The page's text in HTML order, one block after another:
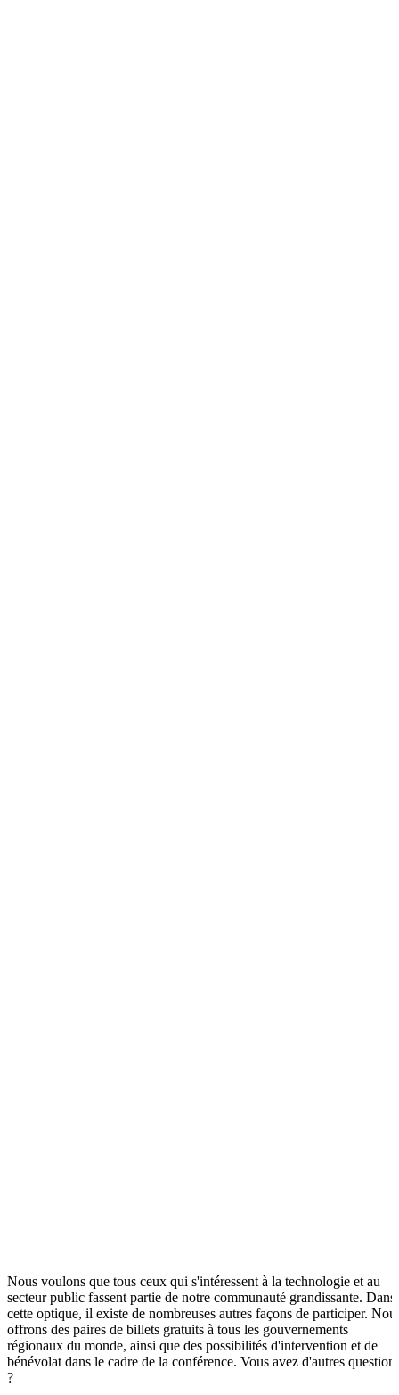
Nous voulons que tous ceux qui s'intéressent à la technologie et au
secteur public fassent partie de notre communauté grandissante. Dans
cette optique, il existe de nombreuses autres façons de participer.
offrons des paires de billets gratuits à tous les gouvernements
régionaux du monde, ainsi que des possibilités d'intervention et de
bénévolat dans le cadre de la conférence. Vous avez d'autres
?